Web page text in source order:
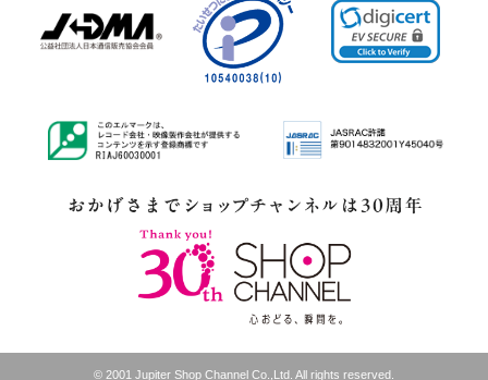
© 2001 Jupiter Shop Channel Co.,Ltd. All rights reserved.